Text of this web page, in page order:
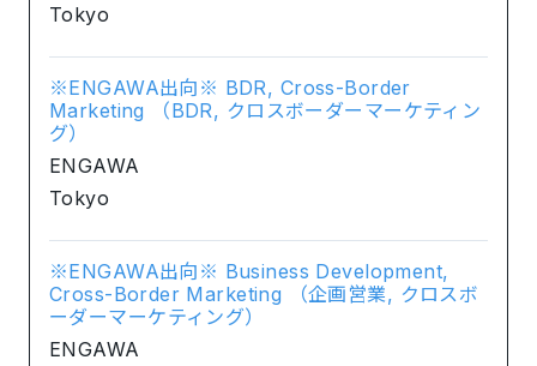
Tokyo
※ENGAWA出向※ BDR, Cross-Border
Marketing （BDR, クロスボーダーマーケティン
グ）
ENGAWA
Tokyo
※ENGAWA出向※ Business Development,
Cross-Border Marketing （企画営業, クロスボ
ーダーマーケティング）
ENGAWA